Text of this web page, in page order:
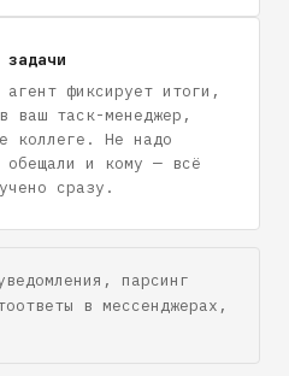
фиксирует итоги,
ваш таск-менеджер,
коллеге. Не надо
обещали и кому — всё
сразу.
парсинг
в мессенджерах,